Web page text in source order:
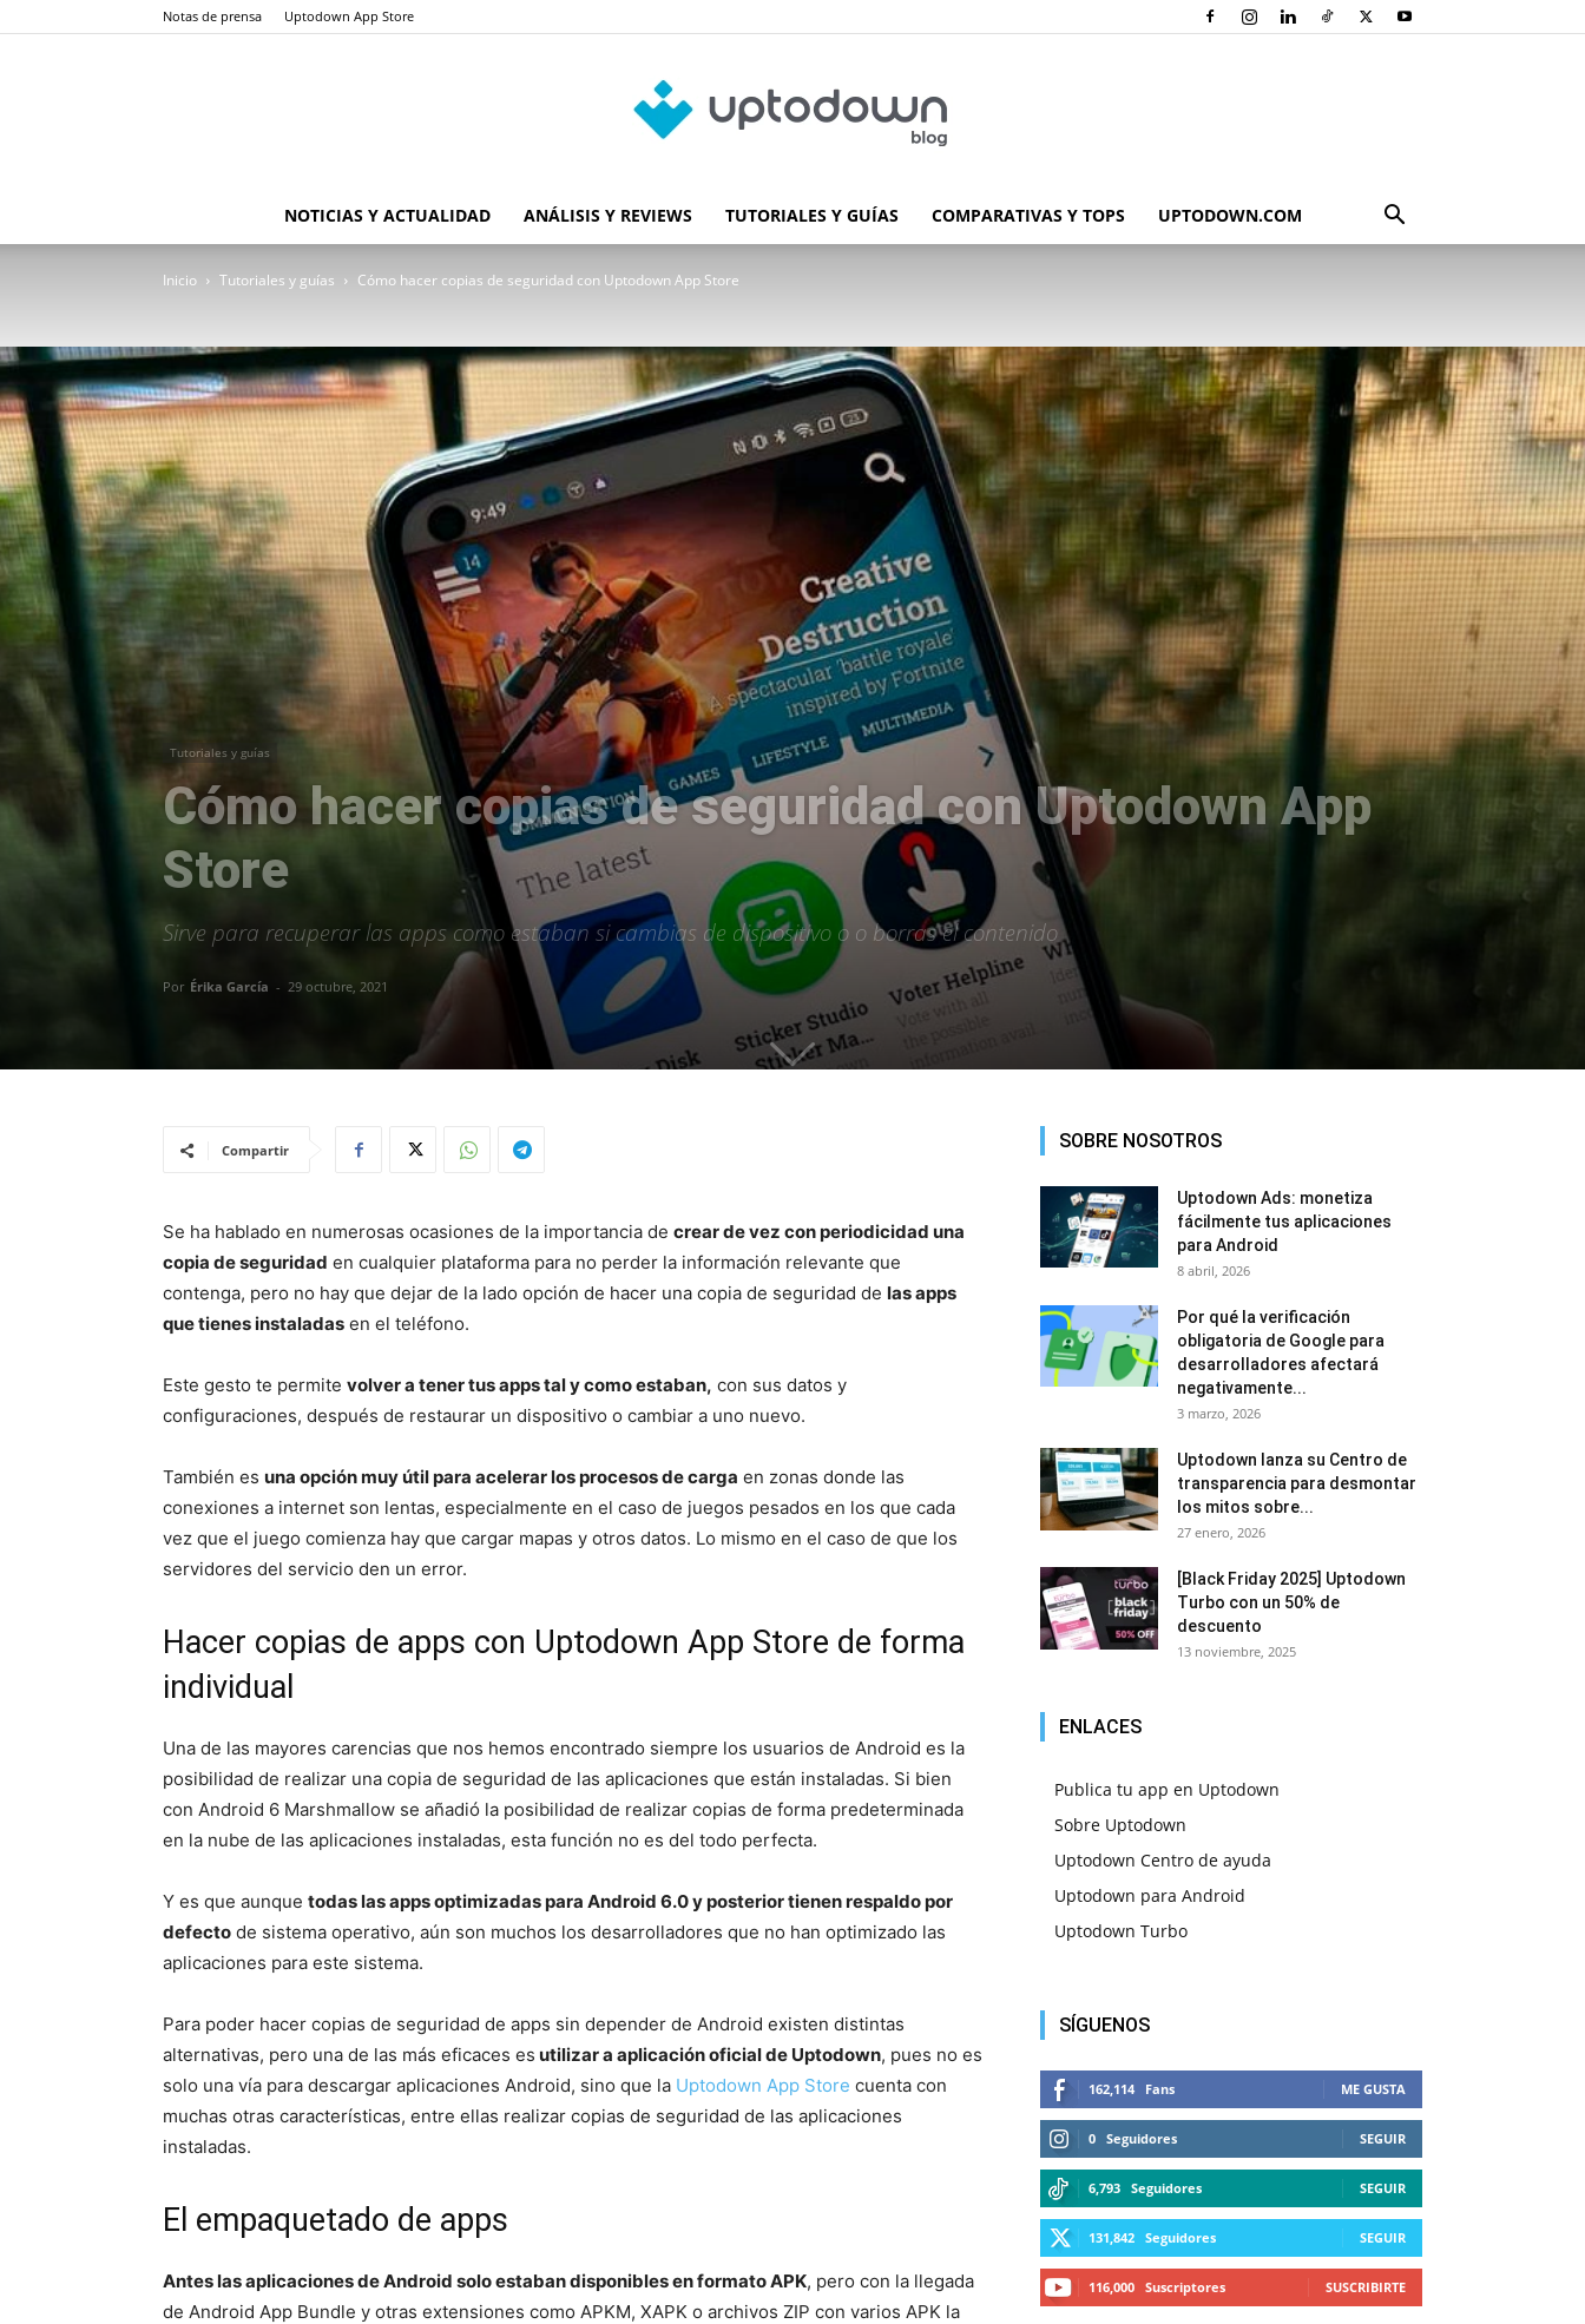
Notas de prensa Uptodown App Store
Blog
de
Uptodown
NOTICIAS Y ACTUALIDAD ANÁLISIS Y REVIEWS TUTORIALES Y GUÍAS COMPARATIVAS Y TOPS UPTODOWN.COM
Inicio Tutoriales y guías Cómo hacer copias de seguridad con Uptodown App Store
Tutoriales y guías
Cómo hacer copias de seguridad con Uptodown App
Store
Sirve para recuperar las apps como estaban si cambias de dispositivo o o borras el contenido
Por Érika García - 29 octubre, 2021
Compartir
Se ha hablado en numerosas ocasiones de la importancia de crear de vez con periodicidad una
copia de seguridad en cualquier plataforma para no perder la información relevante que
contenga, pero no hay que dejar de la lado opción de hacer una copia de seguridad de las apps
que tienes instaladas en el teléfono.
Este gesto te permite volver a tener tus apps tal y como estaban, con sus datos y
configuraciones, después de restaurar un dispositivo o cambiar a uno nuevo.
También es una opción muy útil para acelerar los procesos de carga en zonas donde las
conexiones a internet son lentas, especialmente en el caso de juegos pesados en los que cada
vez que el juego comienza hay que cargar mapas y otros datos. Lo mismo en el caso de que los
servidores del servicio den un error.
Hacer copias de apps con Uptodown App Store de forma
individual
Una de las mayores carencias que nos hemos encontrado siempre los usuarios de Android es la
posibilidad de realizar una copia de seguridad de las aplicaciones que están instaladas. Si bien
con Android 6 Marshmallow se añadió la posibilidad de realizar copias de forma predeterminada
en la nube de las aplicaciones instaladas, esta función no es del todo perfecta.
Y es que aunque todas las apps optimizadas para Android 6.0 y posterior tienen respaldo por
defecto de sistema operativo, aún son muchos los desarrolladores que no han optimizado las
aplicaciones para este sistema.
Para poder hacer copias de seguridad de apps sin depender de Android existen distintas
alternativas, pero una de las más eficaces es utilizar a aplicación oficial de Uptodown, pues no es
solo una vía para descargar aplicaciones Android, sino que la Uptodown App Store cuenta con
muchas otras características, entre ellas realizar copias de seguridad de las aplicaciones
instaladas.
El empaquetado de apps
Antes las aplicaciones de Android solo estaban disponibles en formato APK, pero con la llegada
de Android App Bundle y otras extensiones como APKM, XAPK o archivos ZIP con varios APK la
SOBRE NOSOTROS
Uptodown Ads: monetiza
fácilmente tus aplicaciones
para Android
8 abril, 2026
Por qué la verificación
obligatoria de Google para
desarrolladores afectará
negativamente...
3 marzo, 2026
Uptodown lanza su Centro de
transparencia para desmontar
los mitos sobre...
27 enero, 2026
[Black Friday 2025] Uptodown
Turbo con un 50% de
descuento
13 noviembre, 2025
ENLACES
Publica tu app en Uptodown
Sobre Uptodown
Uptodown Centro de ayuda
Uptodown para Android
Uptodown Turbo
SÍGUENOS
162,114 Fans ME GUSTA
0 Seguidores SEGUIR
6,793 Seguidores SEGUIR
131,842 Seguidores SEGUIR
116,000 Suscriptores SUSCRIBIRTE